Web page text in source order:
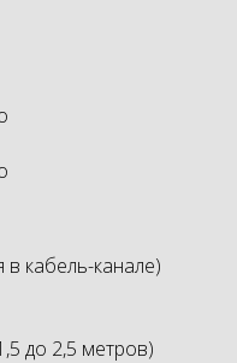
в кабель-канале)
до 2,5 метров)